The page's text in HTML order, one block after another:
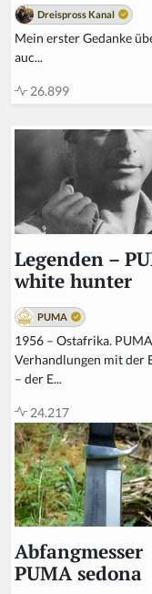
Dreispross Kanal
Mein erster Gedanke
auc...
26.899
Legenden –
white hunter
PUMA
1956 – Ostafrika.
Verhandlungen mit der
– der E...
24.217
Abfangmesser
PUMA sedona